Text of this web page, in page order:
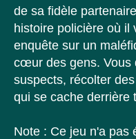
de sa fidèle
histoire policière où il
enquête sur un
cœur des gens. Vous
suspects, récolter
qui se cache derrière
Note : Ce jeu n'a pas